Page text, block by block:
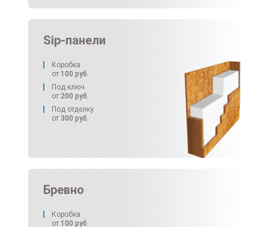
Sip-панели
Коробка
от 100 руб.
Под ключ
от 200 руб.
Под отделку
от 300 руб.
Бревно
Коробка
от 100 руб.